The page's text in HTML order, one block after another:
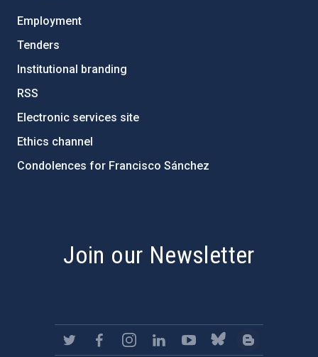
Employment
Tenders
Institutional branding
RSS
Electronic services site
Ethics channel
Condolences for Francisco Sánchez
Join our Newsletter